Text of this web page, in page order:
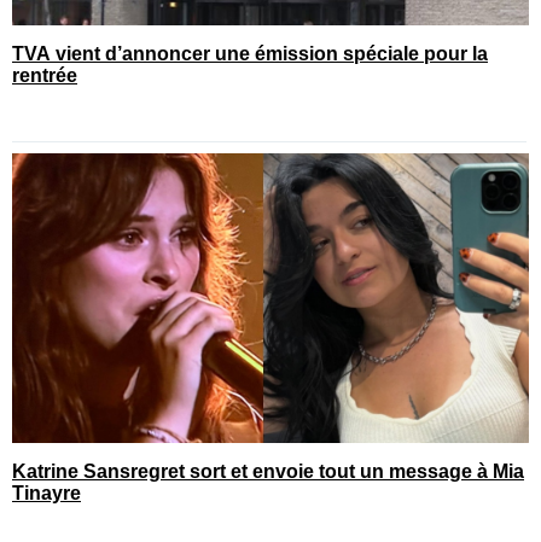
TVA vient d’annoncer une émission spéciale pour la
rentrée
Katrine Sansregret sort et envoie tout un message à Mia
Tinayre